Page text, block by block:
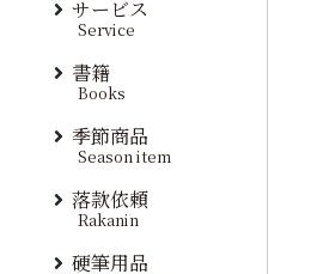
サービス
Service
書籍
Books
季節商品
Season item
落款依頼
Rakanin
硬筆用品